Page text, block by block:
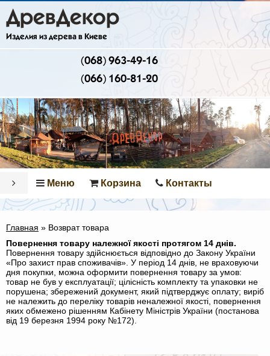
ДревДекор
Изделия из дерева в Киеве
(068) 963-49-16
(066) 160-81-20
Меню Корзина Контакты
Главная » Возврат товара
Повернення товару належної якості протягом 14 днів.
Повернення товару здійснюється відповідно до Закону України
«Про захист прав споживачів». У період 14 днів, не враховуючи
дня покупки, можна оформити повернення товару за умов:
товар не був у експлуатації; цілісність комплекту та упаковки не
порушена; збережений документ, який підтверджує оплату; виріб
не належить до переліку товарів неналежної якості, повернення
яких обмежено рішенням Кабінету Міністрів України (постанова
від 19 березня 1994 року №172).